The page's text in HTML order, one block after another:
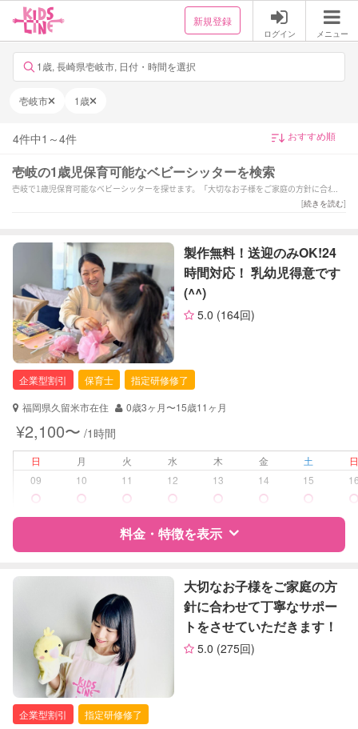
新規登録
ログイン メニュー
1歳, 長崎県壱岐市, 日付・時間を選択
壱岐市 1歳
4件中1 ～4件
壱岐の1歳児保育可能なベビーシッターを検索
壱岐で1歳児保育可能なベビーシッターを探せます。「大切なお子様をご家庭の方針に合わせ
て丁寧なサポートをさせていただきます！」「【全国1位経験有！】保育歴19年目！笑顔と愛
ったサポーターの中から、ご予算や依頼内容に合わせて選んでいただけます。
[続きを読む]
製作無料！送迎のみOK!24
時間対応！ 乳幼児得意です
(^^)
5.0 (164回)
企業型割引 保育士
指定研修修了
福岡県久留米市在住
0歳3ヶ月〜15歳11ヶ月
¥2,100〜 /1時間
日 月 火 水 木 金 土
09
10 11 12 13 14 15
料金・特徴を表示
特徴 料金 レビュー
サポートの特徴
資格
保育士
大切なお子様をご家庭の方
針に合わせて丁寧なサポー
トをさせていただきます！
5.0 (275回)
企業型割引
指定研修修了